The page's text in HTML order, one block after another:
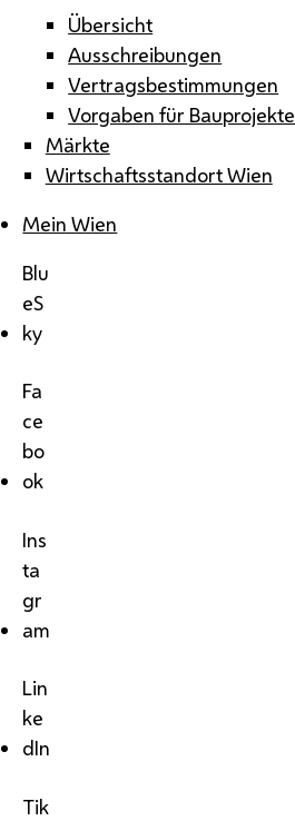
Übersicht
Ausschreibungen
Vertragsbestimmungen
Vorgaben für Bauprojekte
Märkte
Wirtschaftsstandort Wien
Mein Wien
Blu
eS
ky
Fa
ce
bo
ok
Ins
ta
gr
am
Lin
ke
dIn
Tik